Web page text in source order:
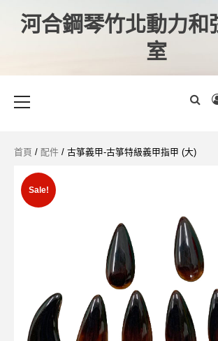
河合鋼琴竹北動力和
室
首頁 / 配件 / 古箏義甲-古箏特級義甲指甲 (大)
Sale!